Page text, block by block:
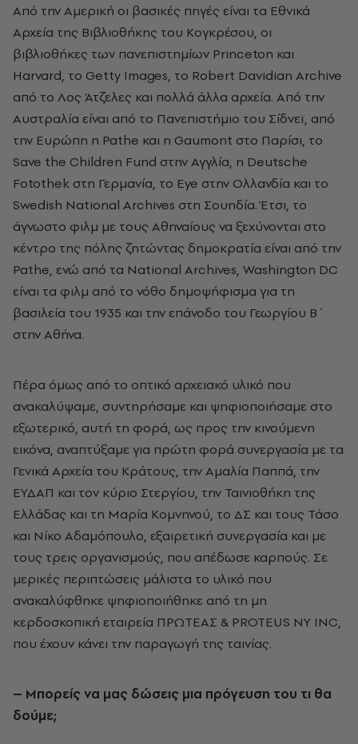
Από την Αμερική οι βασικές πηγές είναι τα Εθνικά
Αρχεία της Βιβλιοθήκης του Κογκρέσου, οι
βιβλιοθήκες των πανεπιστημίων Princeton και
Harvard, το Getty Images, το Robert Davidian Archive
από το Λος Άτζελες και πολλά άλλα αρχεία. Από την
Αυστραλία είναι από το Πανεπιστήμιο του Σίδνεϊ, από
την Ευρώπη η Pathe και η Gaumont στο Παρίσι, το
Save the Children Fund στην Αγγλία, η Deutsche
Fοtothek στη Γερμανία, το Eye στην Ολλανδία και το
Swedish National Archives στη Σουηδία. Έτσι, το
άγνωστο φιλμ με τους Αθηναίους να ξεχύνονται στο
κέντρο της πόλης ζητώντας δημοκρατία είναι από την
Pathe, ενώ από τα National Archives, Washington DC
είναι τα φιλμ από το νόθο δημοψήφισμα για τη
βασιλεία του 1935 και την επάνοδο του Γεωργίου Β΄
στην Αθήνα.
Πέρα όμως από το οπτικό αρχειακό υλικό που
ανακαλύψαμε, συντηρήσαμε και ψηφιοποιήσαμε στο
εξωτερικό, αυτή τη φορά, ως προς την κινούμενη
εικόνα, αναπτύξαμε για πρώτη φορά συνεργασία με τα
Γενικά Αρχεία του Κράτους, την Αμαλία Παππά, την
ΕΥΔΑΠ και τον κύριο Στεργίου, την Ταινιοθήκη της
Ελλάδας και τη Μαρία Κομνηνού, το ΔΣ και τους Τάσο
και Νίκο Αδαμόπουλο, εξαιρετική συνεργασία και με
τους τρεις οργανισμούς, που απέδωσε καρπούς. Σε
μερικές περιπτώσεις μάλιστα το υλικό που
ανακαλύφθηκε ψηφιοποιήθηκε από τη μη
κερδοσκοπική εταιρεία ΠΡΩΤΕΑΣ & PROTEUS NY INC,
που έχουν κάνει την παραγωγή της ταινίας.
– Μπορείς να μας δώσεις μια πρόγευση του τι θα
δούμε;